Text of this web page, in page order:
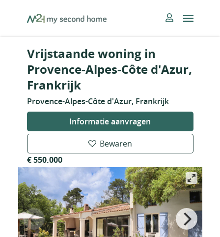
MySecondHome
Vrijstaande woning in
Provence-Alpes-Côte d'Azur,
Frankrijk
Provence-Alpes-Côte d'Azur, Frankrijk
Informatie aanvragen
Bewaren
€ 550.000